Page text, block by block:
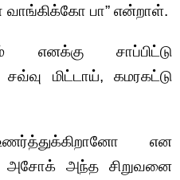
வாங்கிக்கோ பா” என்றாள்.
எனக்கு சாப்பிட்டு
மிட்டாய், கமரகட்டு
என
அசோக் அந்த சிறுவனை